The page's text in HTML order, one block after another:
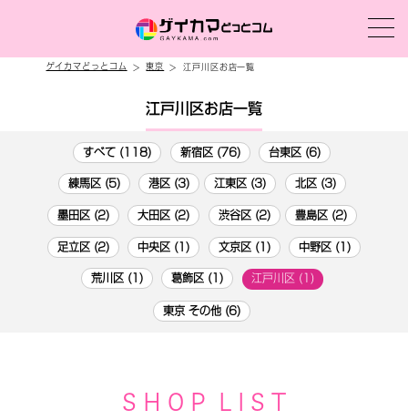
ゲイカマどっとコム 東京 江戸川区お店一覧
江戸川区お店一覧
すべて (118) 新宿区 (76) 台東区 (6)
練馬区 (5) 港区 (3) 江東区 (3) 北区 (3)
墨田区 (2) 大田区 (2) 渋谷区 (2) 豊島区 (2)
足立区 (2) 中央区 (1) 文京区 (1) 中野区 (1)
荒川区 (1) 葛飾区 (1) 江戸川区 (1)
東京 その他 (6)
S H O P L I S T